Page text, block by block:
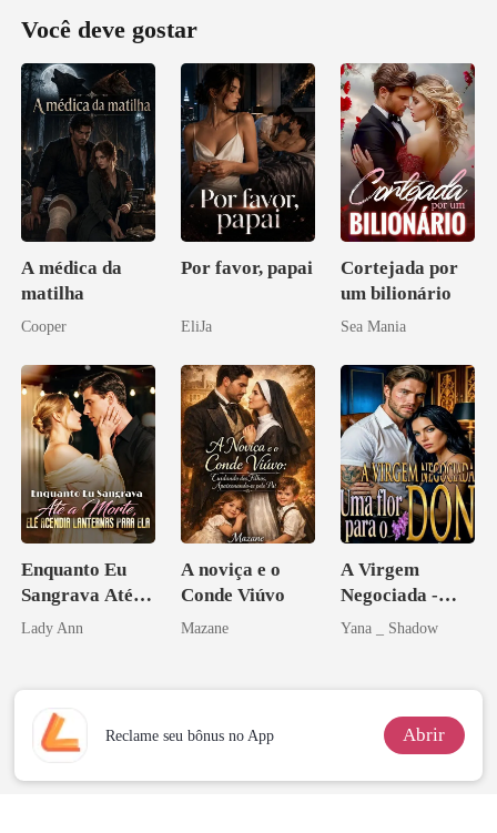
Você deve gostar
A médica da
matilha
Cooper
Por favor, papai
EliJa
Cortejada por
um bilionário
Sea Mania
Enquanto Eu
Sangrava Até a
Morte, Ele
Ela
Lady Ann
A noviça e o
Conde Viúvo
Mazane
A Virgem
Negociada -
Uma flor para o
Yana _ Shadow
Reclame seu bônus no App Abrir